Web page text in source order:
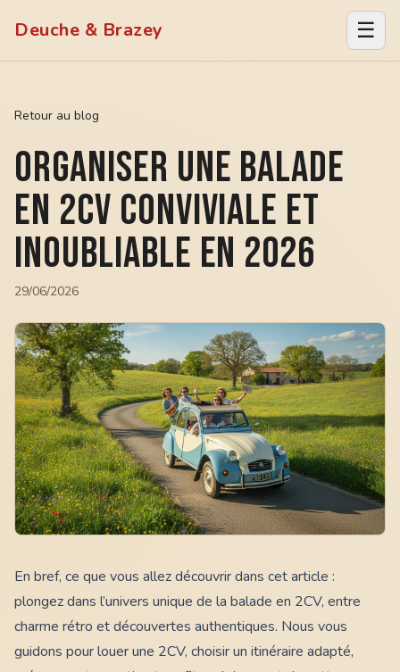
Deuche & Brazey ☰
Retour au blog
Organiser une balade
en 2CV conviviale et
inoubliable en 2026
29/06/2026
En bref, ce que vous allez découvrir dans cet article :
plongez dans l’univers unique de la balade en 2CV, entre
charme rétro et découvertes authentiques. Nous vous
guidons pour louer une 2CV, choisir un itinéraire adapté,